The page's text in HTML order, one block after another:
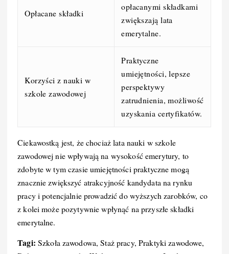
Opłacane składki
opłacanymi składkami
zwiększają lata
emerytalne.
Korzyści z nauki w
szkole zawodowej
Praktyczne
umiejętności, lepsze
perspektywy
zatrudnienia, możliwość
uzyskania certyfikatów.
Ciekawostką jest, że chociaż lata nauki w szkole
zawodowej nie wpływają na wysokość emerytury, to
zdobyte w tym czasie umiejętności praktyczne mogą
znacznie zwiększyć atrakcyjność kandydata na rynku
pracy i potencjalnie prowadzić do wyższych zarobków, co
z kolei może pozytywnie wpłynąć na przyszłe składki
emerytalne.
Tagi: Szkoła zawodowa, Staż pracy, Praktyki zawodowe,